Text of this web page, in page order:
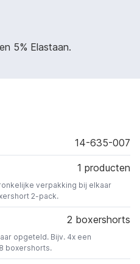
5% Elastaan.
14-635-007
1 producten
verpakking bij elkaar
2-pack.
2 boxershorts
opgeteld. Bijv. 4x een
boxershorts.